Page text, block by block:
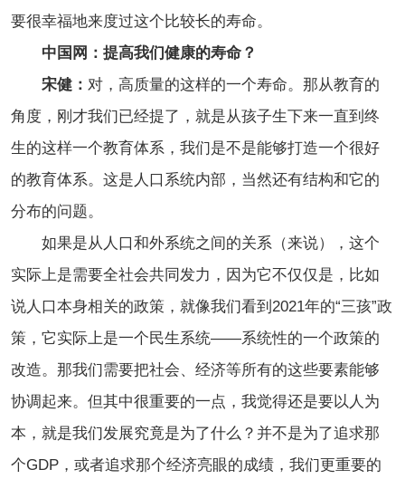
要很幸福地来度过这个比较长的寿命。
中国网：提高我们健康的寿命？
宋健： 对，高质量的这样的一个寿命。那从教育的
角度，刚才我们已经提了，就是从孩子生下来一直到终
生的这样一个教育体系，我们是不是能够打造一个很好
的教育体系。这是人口系统内部，当然还有结构和它的
分布的问题。
如果是从人口和外系统之间的关系（来说），这个
实际上是需要全社会共同发力，因为它不仅仅是，比如
说人口本身相关的政策，就像我们看到2021年的“三孩”政
策，它实际上是一个民生系统——系统性的一个政策的
改造。那我们需要把社会、经济等所有的这些要素能够
协调起来。但其中很重要的一点，我觉得还是要以人为
本，就是我们发展究竟是为了什么？并不是为了追求那
个GDP，或者追求那个经济亮眼的成绩，我们更重要的